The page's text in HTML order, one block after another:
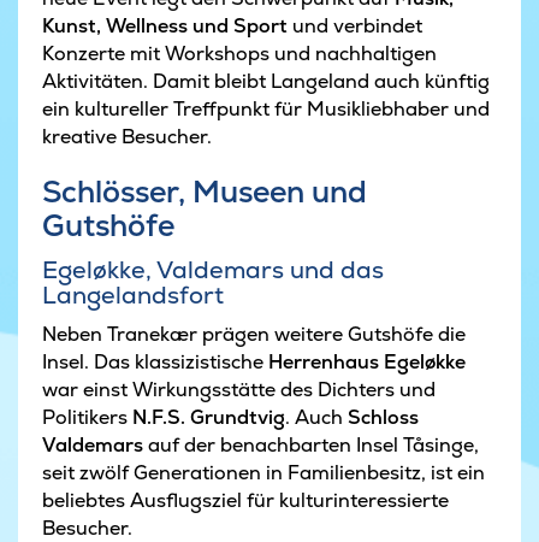
Kunst, Wellness und Sport und verbindet
Konzerte mit Workshops und nachhaltigen
Aktivitäten. Damit bleibt Langeland auch künftig
ein kultureller Treffpunkt für Musikliebhaber und
kreative Besucher.
Schlösser, Museen und
Gutshöfe
Egeløkke, Valdemars und das
Langelandsfort
Neben Tranekær prägen weitere Gutshöfe die
Insel. Das klassizistische Herrenhaus Egeløkke
war einst Wirkungsstätte des Dichters und
Politikers N.F.S. Grundtvig. Auch Schloss
Valdemarsauf der benachbarten Insel Tåsinge,
seit zwölf Generationen in Familienbesitz, ist ein
beliebtes Ausflugsziel für kulturinteressierte
Besucher.